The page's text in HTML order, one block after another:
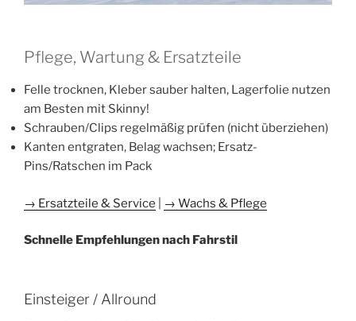
Pflege, Wartung & Ersatzteile
Felle trocknen, Kleber sauber halten, Lagerfolie nutzen
am Besten mit Skinny!
Schrauben/Clips regelmäßig prüfen (nicht überziehen)
Kanten entgraten, Belag wachsen; Ersatz-
Pins/Ratschen im Pack
→ Ersatzteile & Service → Wachs & Pflege
​Schnelle Empfehlungen nach Fahrstil
Einsteiger / Allround